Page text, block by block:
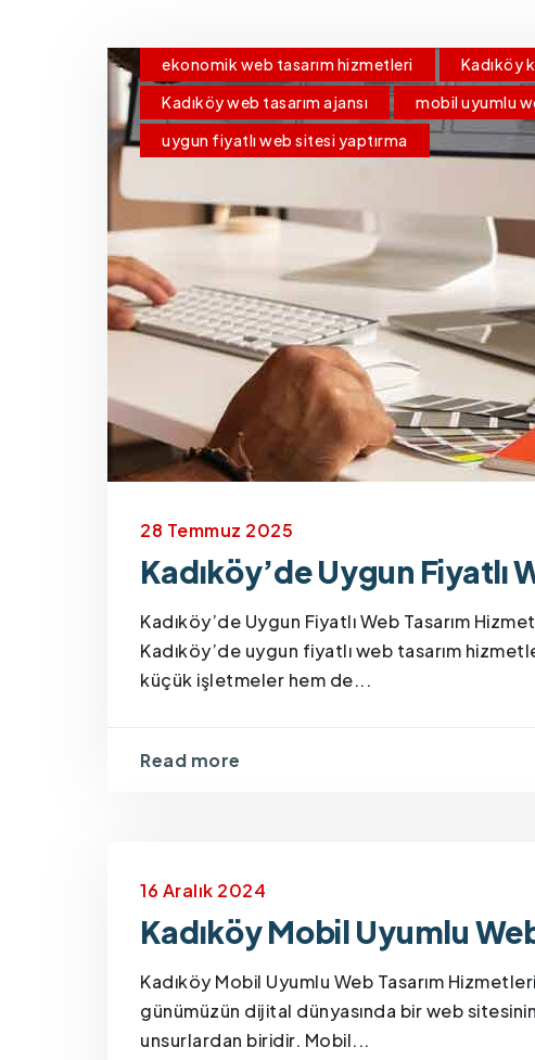
ekonomik web tasarım hizmetleri
Kadıköy
Kadıköy web tasarım ajansı
mobil uyumlu
uygun fiyatlı web sitesi yaptırma
28 Temmuz 2025
Kadıköy’de Uygun Fiyatlı
Kadıköy’de Uygun Fiyatlı Web Tasarım
Kadıköy’de uygun fiyatlı web tasarım
küçük işletmeler hem de...
Read more
16 Aralık 2024
Kadıköy Mobil Uyumlu
Kadıköy Mobil Uyumlu Web Tasarım
günümüzün dijital dünyasında bir web
unsurlardan biridir. Mobil...